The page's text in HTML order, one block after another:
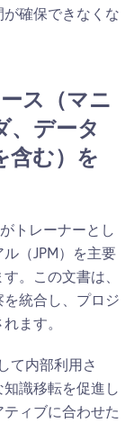
確保できなくな
ス（マニ
、データ
含む）を
トレーナーとし
（JPM）を主要
。この文書は、
統合し、プロジ
ます。
て内部利用さ
識移転を促進し
ィブに合わせた